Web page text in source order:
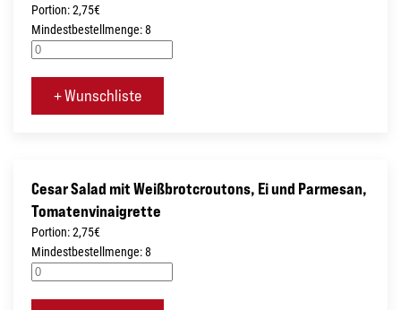
Portion: 2,75€
Mindestbestellmenge: 8
+ Wunschliste
Cesar Salad mit Weißbrotcroutons, Ei und Parmesan,
Tomatenvinaigrette
Portion: 2,75€
Mindestbestellmenge: 8